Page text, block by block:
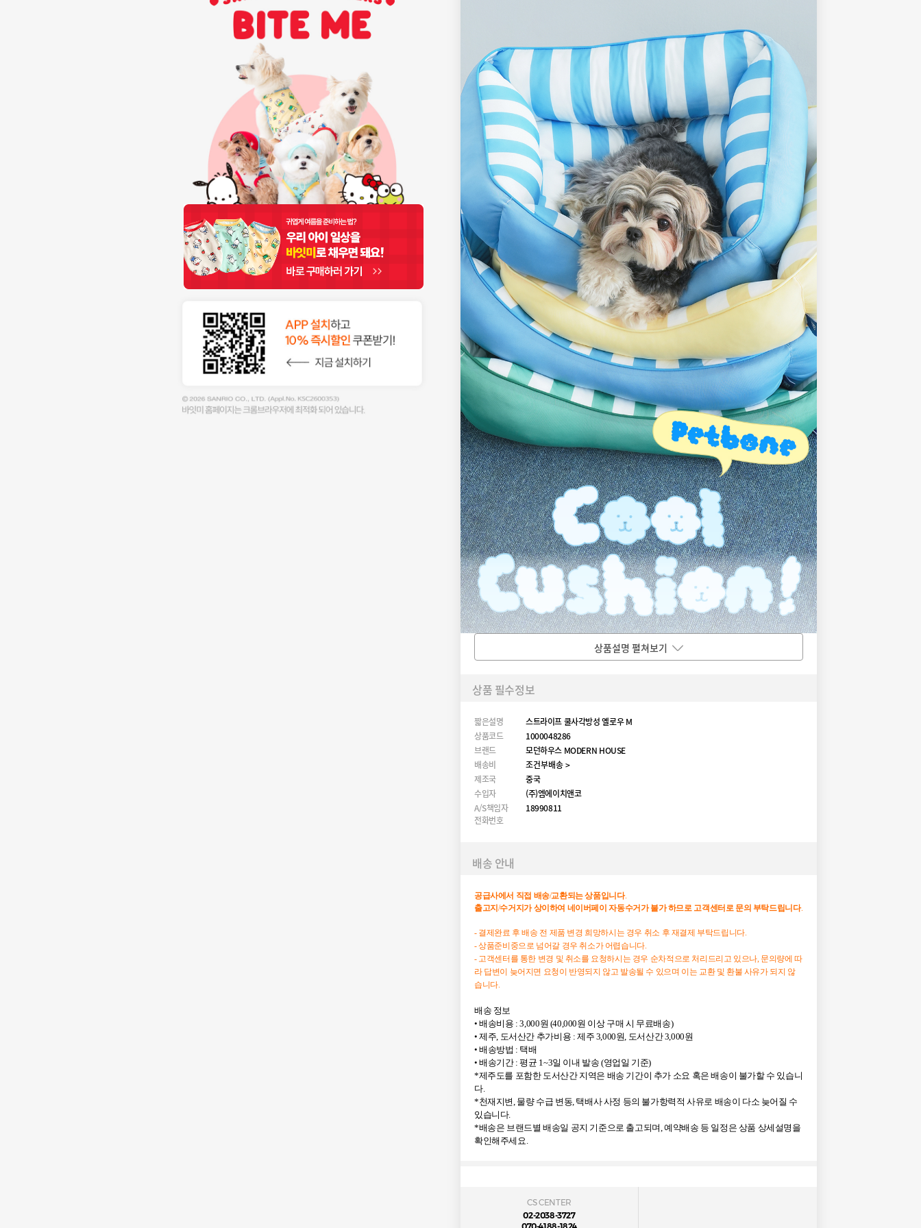
상품설명 펼쳐보기
상품 필수정보
짧은설명
스트라이프 쿨사각방성 옐로우 M
상품코드
1000048286
브랜드
모던하우스 MODERN HOUSE
배송비
조건부배송 >
제조국
중국
수입자
(주)엠에이치앤코
A/S책임자
전화번호
18990811
배송 안내
공급사에서 직접 배송/교환되는상품입니다.
출고지 /수거지가 상이하여 네이버페이 자동수거가 불가하므로고객센터로문의 부탁드립니다.
- 결제완료 후 배송 전 제품 변경 희망하시는 경우 취소 후 재결제 부탁드립니다.
- 상품준비중으로 넘어갈 경우 취소가 어렵습니다.
- 고객센터를 통한 변경 및 취소를 요청하시는 경우 순차적으로 처리드리고 있으나, 문의량에 따
라 답변이 늦어지면 요청이 반영되지 않고 발송될 수 있으며 이는 교환 및 환불 사유가 되지 않
습니다.
배송 정보
• 배송비용 : 3,000원 (40,000원 이상 구매 시 무료배송)
• 제주, 도서산간 추가비용 : 제주 3,000원, 도서산간 3,000원
• 배송방법 : 택배
• 배송기간 : 평균 1~3일 이내 발송 (영업일 기준)
*제주도를 포함한 도서산간 지역은 배송 기간이 추가 소요 혹은 배송이 불가할 수 있습니
다.
*천재지변, 물량 수급 변동, 택배사 사정 등의 불가항력적 사유로 배송이 다소 늦어질 수
있습니다.
*배송은 브랜드별 배송일 공지 기준으로 출고되며, 예약배송 등 일정은 상품 상세설명을
확인해주세요.
CS CENTER
02-2038-3727